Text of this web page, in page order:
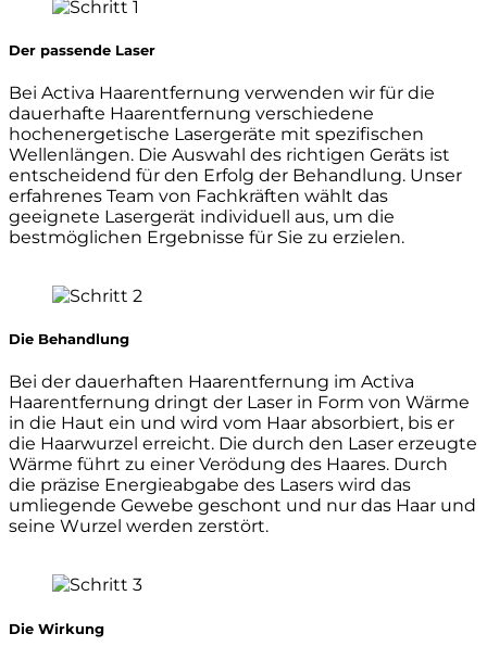
Der passende Laser
Bei Activa Haarentfernung verwenden wir für die
dauerhafte Haarentfernung verschiedene
hochenergetische Lasergeräte mit spezifischen
Wellenlängen. Die Auswahl des richtigen Geräts ist
entscheidend für den Erfolg der Behandlung. Unser
erfahrenes Team von Fachkräften wählt das
geeignete Lasergerät individuell aus, um die
bestmöglichen Ergebnisse für Sie zu erzielen.
Die Behandlung
Bei der dauerhaften Haarentfernung im Activa
Haarentfernung dringt der Laser in Form von Wärme
in die Haut ein und wird vom Haar absorbiert, bis er
die Haarwurzel erreicht. Die durch den Laser erzeugte
Wärme führt zu einer Verödung des Haares. Durch
die präzise Energieabgabe des Lasers wird das
umliegende Gewebe geschont und nur das Haar und
seine Wurzel werden zerstört.
Die Wirkung